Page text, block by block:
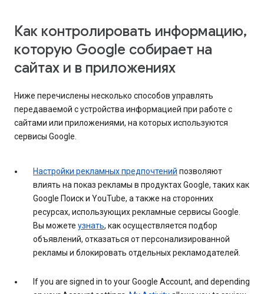
Как контролировать информацию,
которую Google собирает на
сайтах и в приложениях
Ниже перечислены несколько способов управлять
передаваемой с устройства информацией при работе с
сайтами или приложениями, на которых используются
сервисы Google.
Настройки рекламных предпочтений позволяют
влиять на показ рекламы в продуктах Google, таких как
Google Поиск и YouTube, а также на сторонних
ресурсах, использующих рекламные сервисы Google.
Вы можете узнать, как осуществляется подбор
объявлений, отказаться от персонализированной
рекламы и блокировать отдельных рекламодателей.
If you are signed in to your Google Account, and depending